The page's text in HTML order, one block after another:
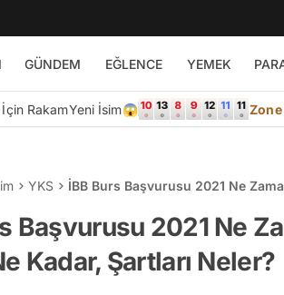
GÜNDEM EĞLENCE YEMEK
RakamYeni İsim😱 Zone
YKS
İBB Burs Başvurusu 2021 Ne
Başvurusu 2021 Ne
Kadar, Şartları Neler?